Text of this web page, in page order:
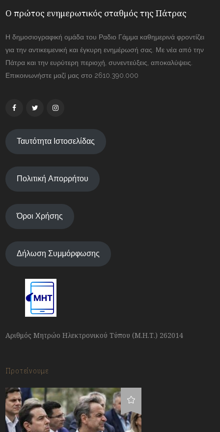
Ο πρώτος ενημερωτικός σταθμός της Πάτρας
Η δημοσιογραφική ομάδα του Ραδιο Γάμμα καθημερινά φροντίζει
για την αντικειμενική και έγκυρη ενημέρωσή σας. Με νέα από την
Πάτρα και την ευρύτερη περιοχή, συνεντεύξεις, αποκαλύψεις.
Επικοινωνήστε μαζί μας στο 2610.390.000
Ταυτότητα Ιστοσελίδας
Πολιτική Απορρήτου
Όροι Χρήσης
Δήλωση Συμμόρφωσης
Αριθμός Μητρώο Ηλεκτρονικού Τύπου (Μ.Η.Τ.) 262014
Προτείνουμε